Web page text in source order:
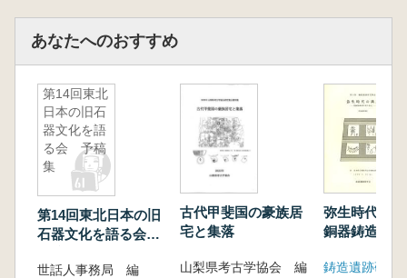
あなたへのおすすめ
第14回東北
日本の旧石
器文化を語
る会 予稿
集
第14回東北日本の旧
石器文化を語る会
世話人事務局 編
古代甲斐国の豪族居
宅と集落
山梨県考古学協会 編
弥生時代の
銅器鋳造技
鋳造遺跡研究